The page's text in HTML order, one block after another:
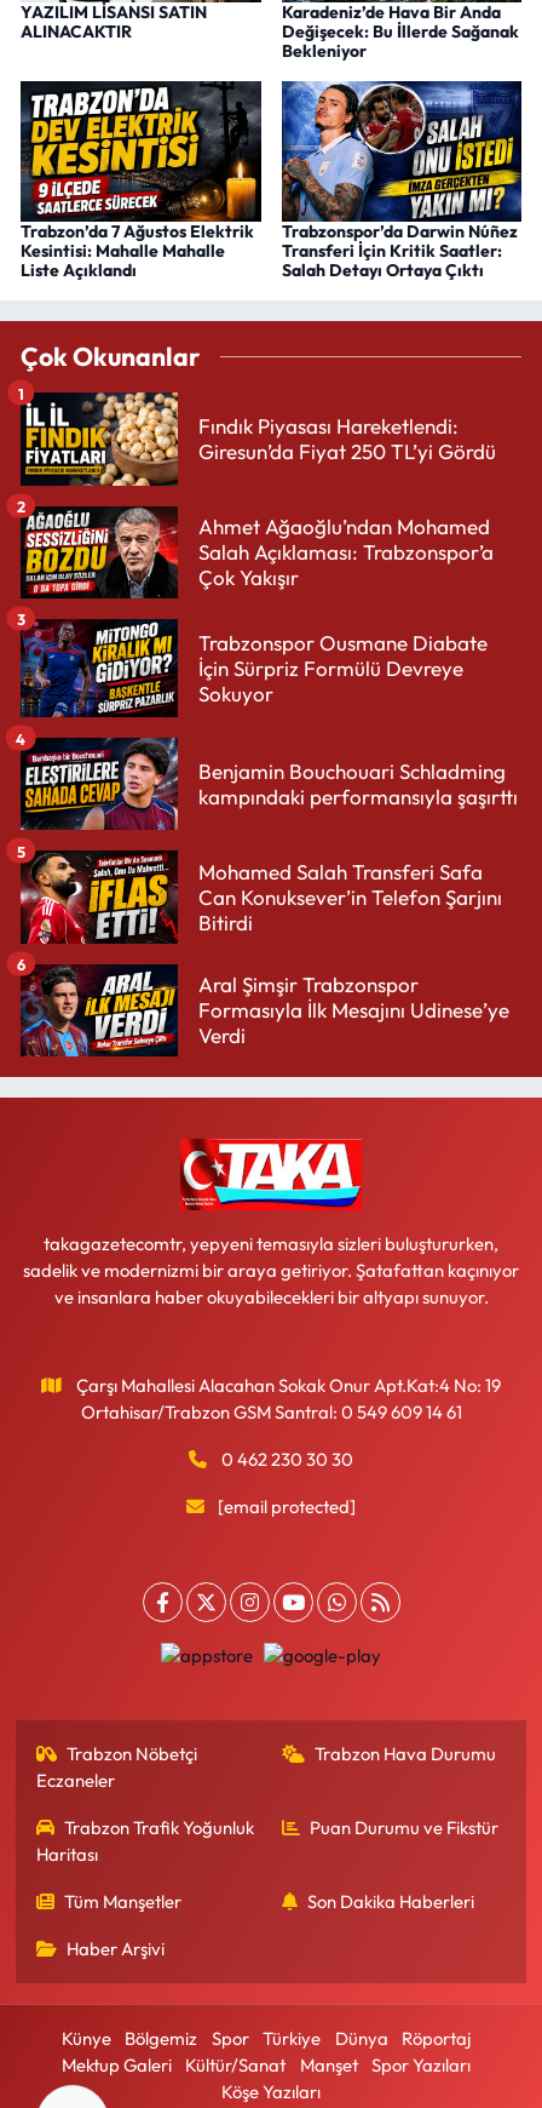
YAZILIM LİSANSI SATIN
ALINACAKTIR
Karadeniz’de Hava Bir Anda
Değişecek: Bu İllerde Sağanak
Bekleniyor
Trabzon’da 7 Ağustos Elektrik
Kesintisi: Mahalle Mahalle
Liste Açıklandı
Trabzonspor’da Darwin Núñez
Transferi İçin Kritik Saatler:
Salah Detayı Ortaya Çıktı
Çok Okunanlar
Fındık Piyasası Hareketlendi:
Giresun’da Fiyat 250 TL’yi Gördü
1
Ahmet Ağaoğlu’ndan Mohamed
Salah Açıklaması: Trabzonspor’a
Çok Yakışır
2
Trabzonspor Ousmane Diabate
İçin Sürpriz Formülü Devreye
Sokuyor
3
Benjamin Bouchouari Schladming
kampındaki performansıyla şaşırttı
4
Mohamed Salah Transferi Safa
Can Konuksever’in Telefon Şarjını
Bitirdi
5
Aral Şimşir Trabzonspor
Formasıyla İlk Mesajını Udinese’ye
Verdi
6
takagazetecomtr, yepyeni temasıyla sizleri buluştururken,
sadelik ve modernizmi bir araya getiriyor. Şatafattan kaçınıyor
ve insanlara haber okuyabilecekleri bir altyapı sunuyor.
Çarşı Mahallesi Alacahan Sokak Onur Apt.Kat:4 No: 19
Ortahisar/Trabzon GSM Santral: 0 549 609 14 61
0 462 230 30 30
[email protected]
Trabzon Nöbetçi
Eczaneler
Trabzon Hava Durumu
Trabzon Trafik Yoğunluk
Haritası
Puan Durumu ve Fikstür
Tüm Manşetler Son Dakika Haberleri
Haber Arşivi
Künye Bölgemiz Spor Türkiye Dünya
Röportaj
Mektup Galeri
Kültür/Sanat Manşet
Spor Yazıları
Köşe Yazıları